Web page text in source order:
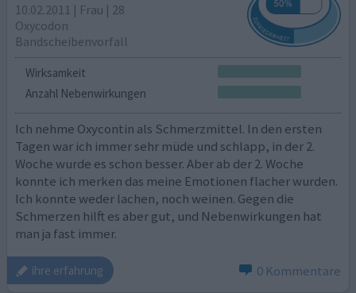
10.02.2011 | Frau | 28
Oxycodon
Bandscheibenvorfall
Wirksamkeit
Anzahl Nebenwirkungen
Ich nehme Oxycontin als Schmerzmittel. In den ersten
Tagen war ich immer sehr müde und schlapp, in der 2.
Woche wurde es schon besser. Aber ab der 2. Woche
konnte ich merken das meine Emotionen flacher wurden.
Ich konnte weder lachen, noch weinen. Gegen die
Schmerzen hilft es aber gut, und Nebenwirkungen hat
man ja fast immer.
ihre erfahrung 0 Kommentare